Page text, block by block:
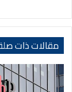
مقالات ذات